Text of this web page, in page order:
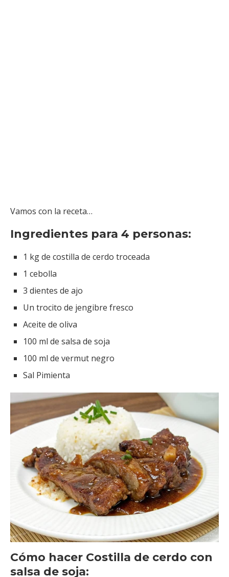
Vamos con la receta…
Ingredientes para 4 personas:
1 kg de costilla de cerdo troceada
1 cebolla
3 dientes de ajo
Un trocito de jengibre fresco
Aceite de oliva
100 ml de salsa de soja
100 ml de vermut negro
Sal Pimienta
Cómo hacer Costilla de cerdo con
salsa de soja: